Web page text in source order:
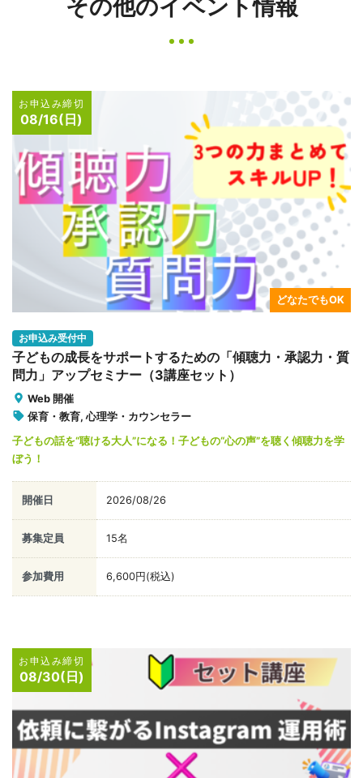
その他のイベント情報
お申込み締切
08/16(日)
どなたでもOK
お申込み受付中
子どもの成長をサポートするための「傾聴力・承認力・質
問力」アップセミナー（3講座セット）
Web 開催
保育・教育, 心理学・カウンセラー
子どもの話を“聴ける大人”になる！子どもの“心の声”を聴く傾聴力を学
ぼう！
開催日 2026/08/26
募集定員 15名
参加費用 6,600円(税込)
お申込み締切
08/30(日)